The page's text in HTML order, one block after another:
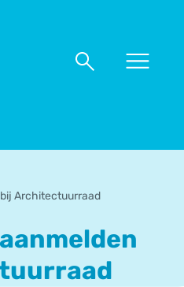
Naar
Naar
Architectuurraad